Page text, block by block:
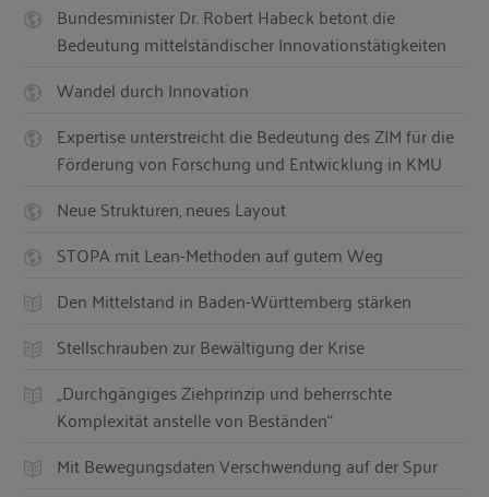
Bundesminister Dr. Robert Habeck betont die
Bedeutung mittelständischer Innovationstätigkeiten
Wandel durch Innovation
Expertise unterstreicht die Bedeutung des ZIM für die
Förderung von Forschung und Entwicklung in KMU
Neue Strukturen, neues Layout
STOPA mit Lean-Methoden auf gutem Weg
Den Mittelstand in Baden-Württemberg stärken
Stellschrauben zur Bewältigung der Krise
„Durchgängiges Ziehprinzip und beherrschte
Komplexität anstelle von Beständen“
Mit Bewegungsdaten Verschwendung auf der Spur